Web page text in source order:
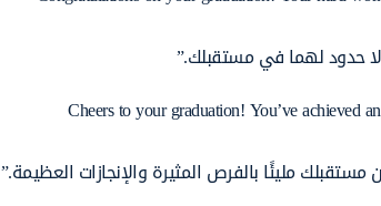
حدود لهما في مستقبلك.”
“Cheers to your graduation! You’ve
مليئًا بالفرص المثيرة والإنجازات العظيمة.”